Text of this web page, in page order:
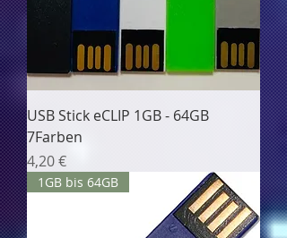
USB Stick eCLIP 1GB - 64GB
7Farben
Цена
4,20 €
1GB bis 64GB